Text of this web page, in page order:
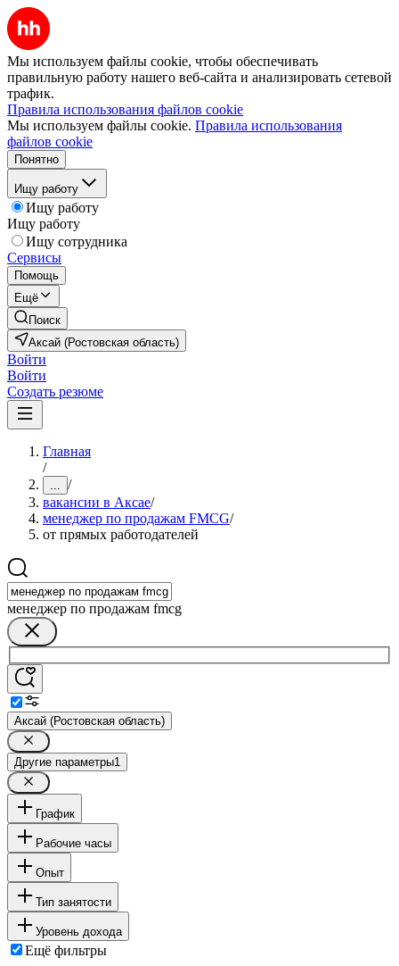
Мы используем файлы cookie, чтобы обеспечивать
правильную работу нашего веб-сайта и анализировать сетевой
трафик.
Правила использования файлов cookie
Мы используем файлы cookie. Правила использования
файлов cookie
Понятно
Ищу работу
Ищу работу
Ищу работу
Ищу сотрудника
Сервисы
Помощь
Ещё
Поиск
Аксай (Ростовская область)
Войти
Войти
Создать резюме
Главная
/
... /
вакансии в Аксае/
менеджер по продажам FMCG/
от прямых работодателей
менеджер по продажам fmcg
Аксай (Ростовская область)
Другие параметры1
График
Рабочие часы
Опыт
Тип занятости
Уровень дохода
Ещё фильтры